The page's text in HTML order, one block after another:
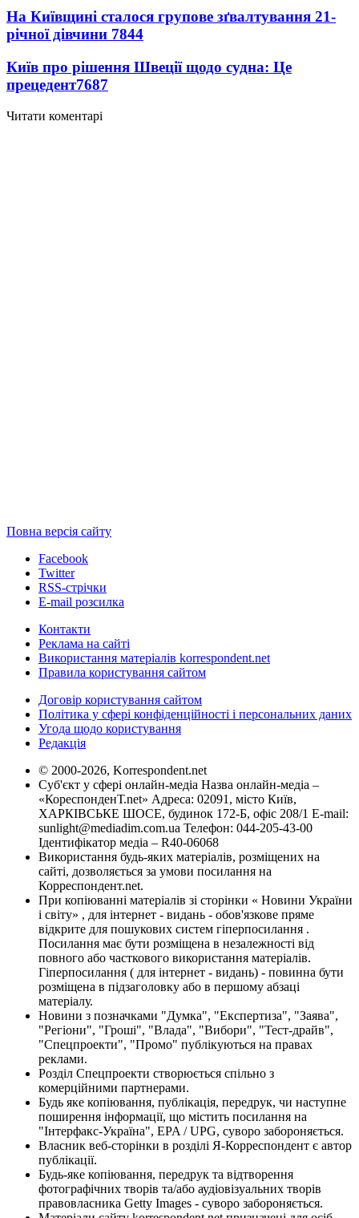
На Київщині сталося групове зґвалтування 21-
річної дівчини 7844
Київ про рішення Швеції щодо судна: Це
прецедент7687
Читати коментарі
Повна версія сайту
Facebook
Twitter
RSS-стрічки
E-mail розсилка
Контакти
Реклама на сайті
Використання матеріалів korrespondent.net
Правила користування сайтом
Договір користування сайтом
Політика у сфері конфіденційності і персональних даних
Угода щодо користування
Редакція
© 2000-2026, Korrespondent.net
Суб'єкт у сфері онлайн-медіа Назва онлайн-медіа –
«КореспонденТ.net» Адреса: 02091, місто Київ,
ХАРКІВСЬКЕ ШОСЕ, будинок 172-Б, офіс 208/1 E-mail:
sunlight@mediadim.com.ua Телефон: 044-205-43-00
Ідентифікатор медіа – R40-06068
Використання будь-яких матеріалів, розміщених на
сайті, дозволяється за умови посилання на
Корреспондент.net.
При копіюванні матеріалів зі сторінки « Новини України
і світу» , для інтернет - видань - обов'язкове пряме
відкрите для пошукових систем гіперпосилання .
Посилання має бути розміщена в незалежності від
повного або часткового використання матеріалів.
Гіперпосилання ( для інтернет - видань) - повинна бути
розміщена в підзаголовку або в першому абзаці
матеріалу.
Новини з позначками "Думка", "Експертиза", "Заява",
"Регіони", "Гроші", "Влада", "Вибори", "Тест-драйв",
"Спецпроекти", "Промо" публікуються на правах
реклами.
Розділ Спецпроекти створюється спільно з
комерційними партнерами.
Будь яке копіювання, публікація, передрук, чи наступне
поширення інформації, що містить посилання на
"Інтерфакс-Україна", EPA / UPG, суворо забороняється.
Власник веб-сторінки в розділі Я-Корреспондент є автор
публікації.
Будь-яке копіювання, передрук та відтворення
фотографічних творів та/або аудіовізуальних творів
правовласника Getty Images - суворо забороняється.